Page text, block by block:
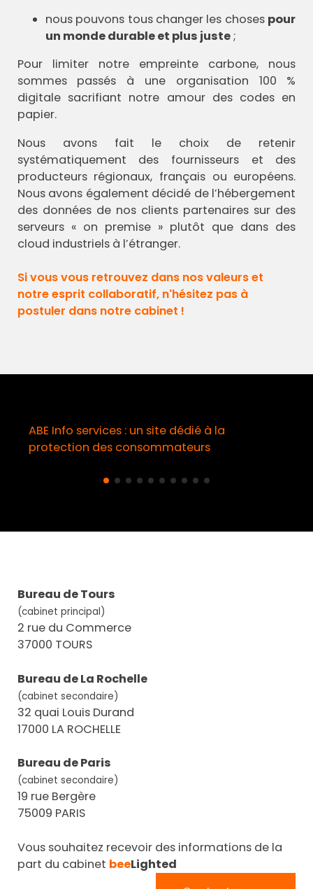
nous pouvons tous changer les choses pour
un monde durable et plus juste;
Pour limiter notre empreinte carbone, nous
sommes passés à une organisation 100 %
digitale sacrifiant notre amour des codes en
papier.
Nous avons fait le choix de retenir
systématiquement des fournisseurs et des
producteurs régionaux, français ou européens.
Nous avons également décidé de l’hébergement
des données de nos clients partenaires sur des
serveurs « on premise » plutôt que dans des
cloud industriels à l’étranger.
Si vous vous retrouvez dans nos valeurs et
notre esprit collaboratif, n'hésitez pas à
postuler dans notre cabinet !
services : un site dédié à la
des consommateurs
Bureau de Tours
(cabinet principal)
2 rue du Commerce
37000 TOURS
Bureau de La Rochelle
(cabinet secondaire)
32 quai Louis Durand
17000 LA ROCHELLE
Bureau de Paris
(cabinet secondaire)
19 rue Bergère
75009 PARIS
Vous souhaitez recevoir des informations de la
part du cabinet beeLighted